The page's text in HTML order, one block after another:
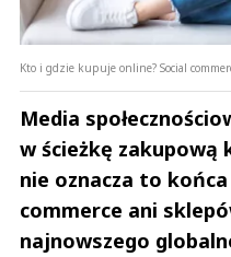
Kto i gdzie kupuje online? Social
Media
w ścieżkę zakupową
nie oznacza to
commerce ani
najnowszego